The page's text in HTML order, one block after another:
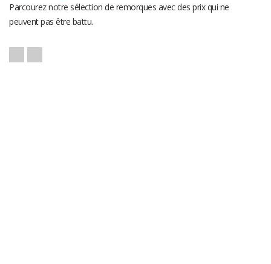
Parcourez notre sélection de remorques avec des prix qui ne
peuvent pas être battu.